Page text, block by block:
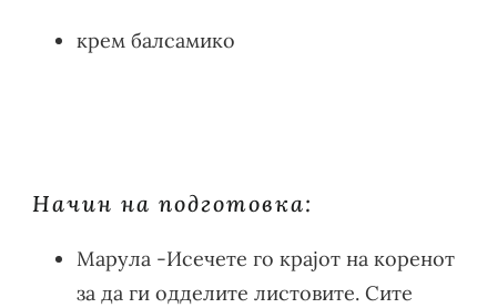
крем балсамико
Начин на подготовка:
Марула -Исечете го крајот на коренот
за да ги одделите листовите. Сите